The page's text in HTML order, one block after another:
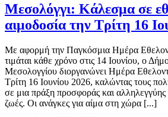
Μεσολόγγι: Κάλεσμα σε
αιμοδοσία την Τρίτη 16
Με αφορμή την Παγκόσμια Ημέρα
τιμάται κάθε χρόνο στις 14 Ιουνίου, ο
Μεσολογγίου διοργανώνει Ημέρα
Τρίτη 16 Ιουνίου 2026, καλώντας τους
σε μια πράξη προσφοράς και
ζωές. Οι ανάγκες για αίμα στη χώρα [...]